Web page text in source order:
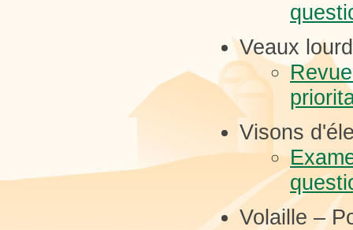
Veaux
Visons
Volaille –